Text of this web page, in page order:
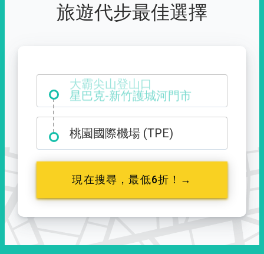
旅遊代步最佳選擇
大霸尖山登山口
桃園國際機場 (TPE)
現在搜尋，最低6折！→